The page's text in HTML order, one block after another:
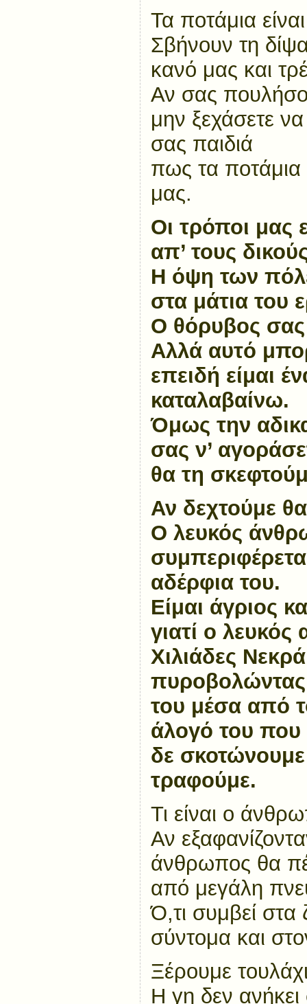
Τα ποτάμια
Σβήνουν τη
κανό μας και
Αν σας
μην ξεχάσετε
σας παιδιά
πως τα ποτάμια
μας.
Οι τρόποι μας
απ’ τους
Η όψη των
στα μάτια του
Ο θόρυβος σας
Αλλά αυτό
επειδή είμαι
καταλαβαίνω.
Όμως την
σας ν’
θα τη
Αν δεχτούμε
Ο λευκός
αδέρφια του.
Είμαι άγριος
γιατί ο
Χιλιάδες
πυροβολώντας
του μέσα από
άλογό του που
δε
τραφούμε.
Τι είναι ο
Αν
άνθρωπος θα
από μεγάλη
Ό,τι συμβεί
σύντομα και
Ξέρουμε
Η γη δεν